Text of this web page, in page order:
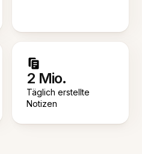
2 Mio.
Täglich erstellte
Notizen